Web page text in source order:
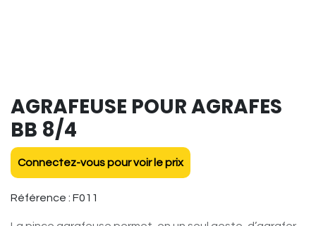
AGRAFEUSE POUR AGRAFES
BB 8/4
Connectez-vous pour voir le prix
Référence : F011